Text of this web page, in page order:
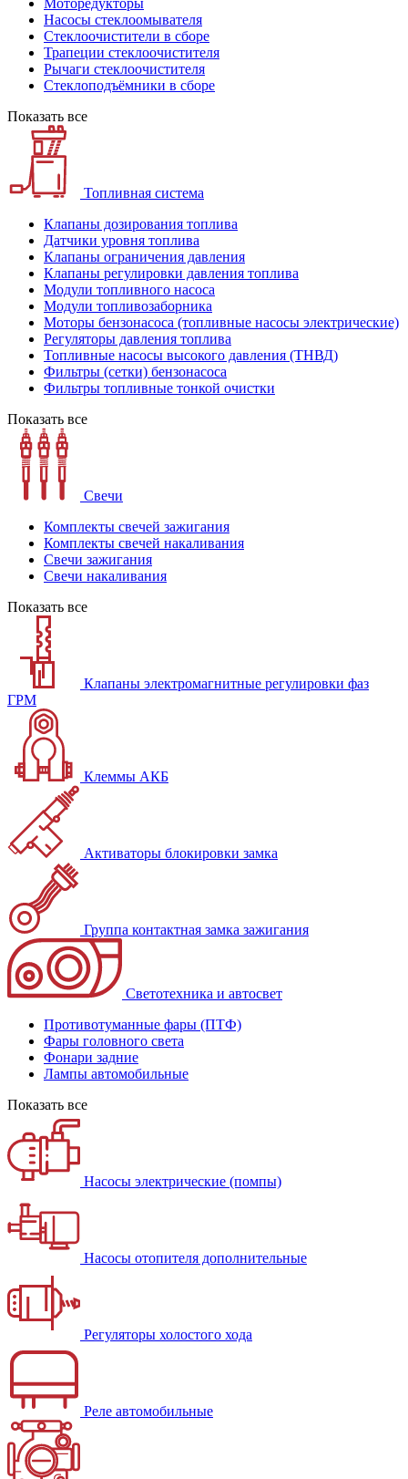
Моторедукторы
Насосы стеклоомывателя
Стеклоочистители в сборе
Трапеции стеклоочистителя
Рычаги стеклоочистителя
Стеклоподъёмники в сборе
Показать все
Топливная система
Клапаны дозирования топлива
Датчики уровня топлива
Клапаны ограничения давления
Клапаны регулировки давления топлива
Модули топливного насоса
Модули топливозаборника
Моторы бензонасоса (топливные насосы электрические)
Регуляторы давления топлива
Топливные насосы высокого давления (ТНВД)
Фильтры (сетки) бензонасоса
Фильтры топливные тонкой очистки
Показать все
Свечи
Комплекты свечей зажигания
Комплекты свечей накаливания
Свечи зажигания
Свечи накаливания
Показать все
Клапаны электромагнитные регулировки фаз
ГРМ
Клеммы АКБ
Активаторы блокировки замка
Группа контактная замка зажигания
Светотехника и автосвет
Противотуманные фары (ПТФ)
Фары головного света
Фонари задние
Лампы автомобильные
Показать все
Насосы электрические (помпы)
Насосы отопителя дополнительные
Регуляторы холостого хода
Реле автомобильные